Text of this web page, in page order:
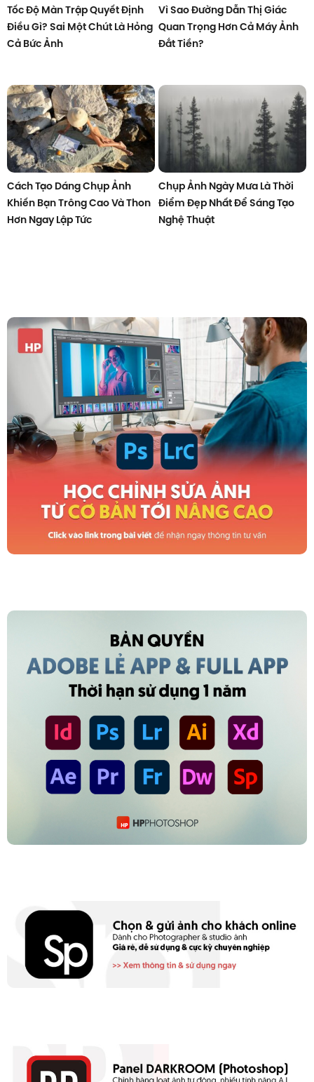
Tốc Độ Màn Trập Quyết Định
Điều Gì? Sai Một Chút Là Hỏng
Cả Bức Ảnh
Vì Sao Đường Dẫn Thị Giác
Quan Trọng Hơn Cả Máy Ảnh
Đắt Tiền?
Cách Tạo Dáng Chụp Ảnh
Khiến Bạn Trông Cao Và Thon
Hơn Ngay Lập Tức
Chụp Ảnh Ngày Mưa Là Thời
Điểm Đẹp Nhất Để Sáng Tạo
Nghệ Thuật